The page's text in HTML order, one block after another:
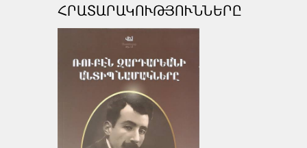
ՀՐԱՏԱՐԱԿՈՒԹՅՈՒՆՆԵՐԸ